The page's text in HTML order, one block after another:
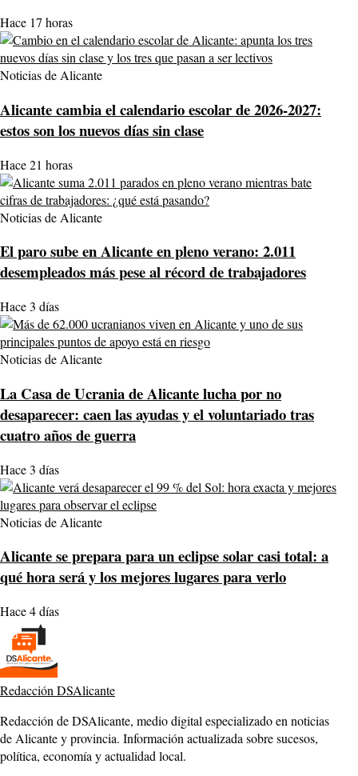
Hace 17 horas
Noticias de Alicante
Alicante cambia el calendario escolar de 2026-2027:
estos son los nuevos días sin clase
Hace 21 horas
Noticias de Alicante
El paro sube en Alicante en pleno verano: 2.011
desempleados más pese al récord de trabajadores
Hace 3 días
Noticias de Alicante
La Casa de Ucrania de Alicante lucha por no
desaparecer: caen las ayudas y el voluntariado tras
cuatro años de guerra
Hace 3 días
Noticias de Alicante
Alicante se prepara para un eclipse solar casi total: a
qué hora será y los mejores lugares para verlo
Hace 4 días
Redacción DSAlicante
Redacción de DSAlicante, medio digital especializado en noticias
de Alicante y provincia. Información actualizada sobre sucesos,
política, economía y actualidad local.